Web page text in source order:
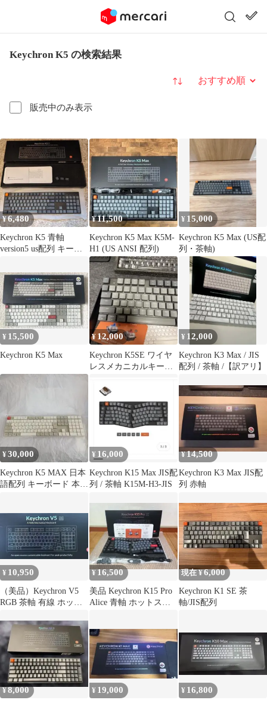
Keychron K5 の検索結果
販売中のみ表示
並び替え
¥6,480
Keychron K5 青軸
version5 us配列 キーボ
¥11,500
Keychron K5 Max K5M-
H1 (US ANSI 配列)
¥ 15,000
Keychron K5 Max (US配
列・茶軸)
¥ 15,500
Keychron K5 Max
¥ 12,000
Keychron K5SE ワイヤ
レスメカニカルキーボ
¥ 12,000
Keychron K3 Max / JIS
配列 / 茶軸 /【訳アリ】
¥30,000
Keychron K5 MAX 日本
語配列 キーボード 本体
¥ 16,000
Keychron K15 Max JIS配
列 / 茶軸 K15M-H3-JIS
¥14,500
Keychron K3 Max JIS配
列 赤軸
¥ 10,950
（美品）Keychron V5
RGB 茶軸 有線 ホット
¥16,500
美品 Keychron K15 Pro
Alice 青軸 ホットスワ
現在 ¥6,000
Keychron K1 SE 茶
軸/JIS配列
¥8,000 ¥ 19,000 ¥ 16,800